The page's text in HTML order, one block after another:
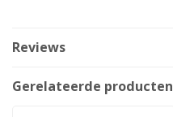
Reviews
Gerelateerde producten